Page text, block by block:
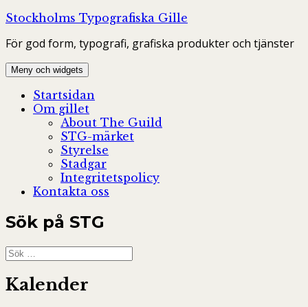
Hoppa
innehåll
Stockholms Typografiska Gille
För god form, typografi, grafiska produkter och tjänster
Meny och widgets
Startsidan
Om gillet
About The Guild
STG-märket
Styrelse
Stadgar
Integritetspolicy
Kontakta oss
Sök på STG
Sök
efter:
Kalender